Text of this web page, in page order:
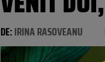
DE:IRINA RASOVEANU